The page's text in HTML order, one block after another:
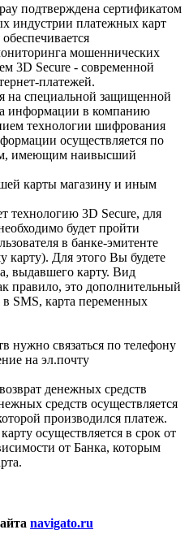
подтверждена сертификатом
индустрии платежных карт
мошеннических
3D Secure - современной
платежей.
на специальной защищенной
информации в компанию
технологии шифрования
осуществляется по
имеющим наивысший
карты магазину и иным
технологию 3D Secure, для
будет пройти
в банке-эмитенте
Для этого Вы будете
выдавшего карту. Вид
правило, это дополнительный
в SMS, карта переменных
нужно связаться по телефону
на эл.почту
денежных средств
средств осуществляется
производился платеж.
осуществляется в срок от
от Банка, которым
navigato.ru